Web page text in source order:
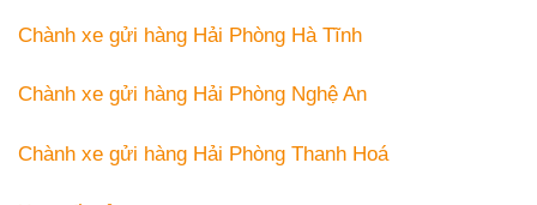
Chành xe gửi hàng Hải Phòng Hà Tĩnh
Chành xe gửi hàng Hải Phòng Nghệ An
Chành xe gửi hàng Hải Phòng Thanh Hoá